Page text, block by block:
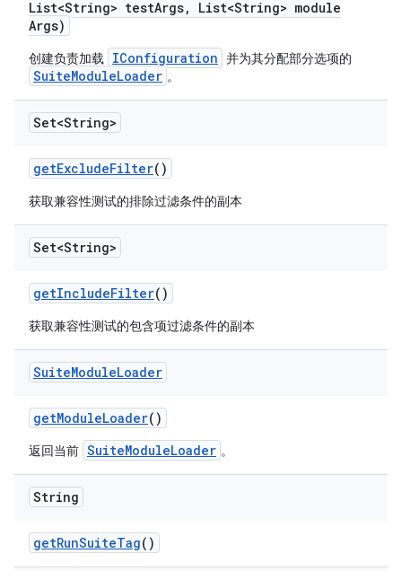
List<String> testArgs,
List<String> module
Args)
创建负责加载 IConfiguration 并为其分配部分选项的
SuiteModuleLoader 。
Set<String>
getExcludeFilter()
获取兼容性测试的排除过滤条件的副本
Set<String>
getIncludeFilter()
获取兼容性测试的包含项过滤条件的副本
SuiteModuleLoader
getModuleLoader()
返回当前 SuiteModuleLoader 。
String
getRunSuiteTag()